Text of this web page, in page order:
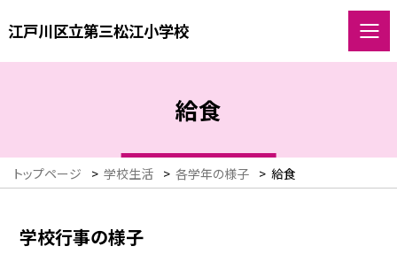
江戸川区立第三松江小学校
給食
トップページ > 学校生活 > 各学年の様子 > 給食
学校行事の様子